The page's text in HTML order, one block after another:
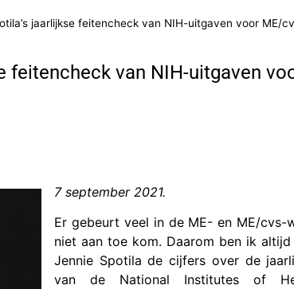
jaarlijkse feitencheck van NIH-uitgaven voor ME/
feitencheck van NIH-uitgaven
7 september 2021.
Er gebeurt veel in de ME- en ME/cvs-
niet aan toe kom. Daarom ben ik
Jennie Spotila de cijfers over de
van de National Institutes of